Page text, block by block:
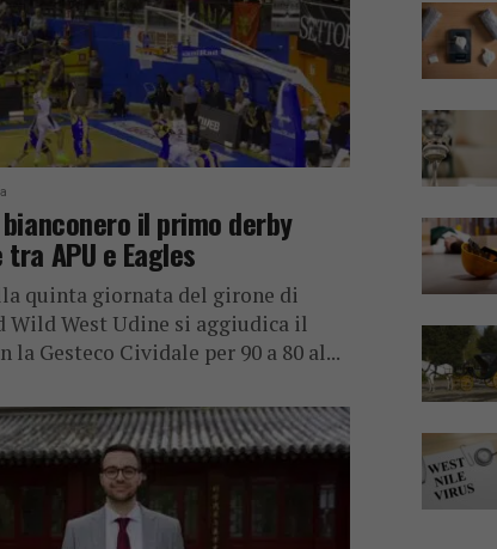
il primo derby
APU e Eagles
quinta giornata del girone di
Wild West Udine si aggiudica il
la Gesteco Cividale per 90 a 80 al...